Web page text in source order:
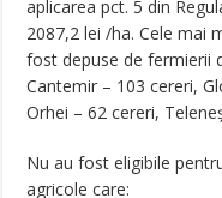
aplicarea pct. 5 din
2087,2 lei /ha. Cele mai
fost depuse de fermierii
Cantemir – 103 cereri,
Orhei – 62 cereri,
Nu au fost eligibile
agricole care: